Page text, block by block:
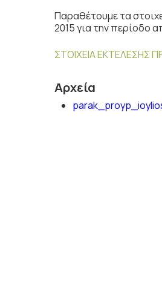
Παραθέτουμε τα
2015 για την περίοδο
ΣΤΟΙΧΕΙΑ ΕΚΤΕΛΕΣΗΣ
Αρχεία